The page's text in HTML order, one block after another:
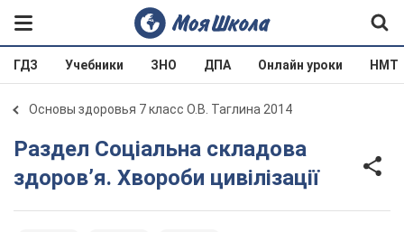
ГДЗ Учебники ЗНО ДПА Онлайн уроки НМТ
Основы здоровья 7 класс О.В. Таглина 2014
Раздел Соціальна складова
здоров’я. Хвороби цивілізації